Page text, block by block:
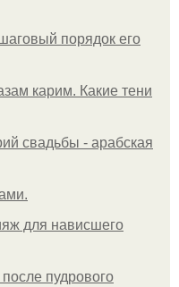
порядок его
карим. Какие тени
свадьбы - арабская
для нависшего
пудрового